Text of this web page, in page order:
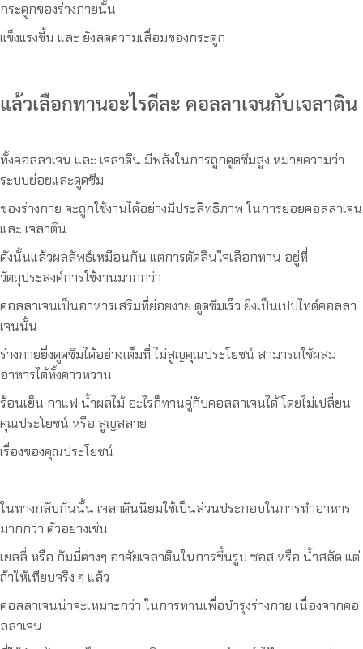
กระดูกของร่างกายนั้น
แข็งแรงขึ้น และ ยังลดความเสื่อมของกระดูก
แล้วเลือกทานอะไรดีละ คอลลาเจนกับเจลาติน
ทั้งคอลลาเจน และ เจลาติน มีพลังในการถูกดูดซึมสูง หมายความว่า
ระบบย่อยและดูดซึม
ของร่างกาย จะถูกใช้งานได้อย่างมีประสิทธิภาพ ในการย่อยคอลลาเจน
และ เจลาติน
ดังนั้นแล้วผลลัพธ์เหมือนกัน แต่การตัดสินใจเลือกทาน อยู่ที่
วัตถุประสงค์การใช้งานมากกว่า
คอลลาเจนเป็นอาหารเสริมที่ย่อยง่าย ดูดซึมเร็ว ยิ่งเป็นเปปไทด์คอลลา
เจนนั้น
ร่างกายยิ่งดูดซึมได้อย่างเต็มที่ ไม่สูญคุณประโยชน์ สามารถใช้ผสม
อาหารได้ทั้งคาวหวาน
ร้อนเย็น กาแฟ น้ำผลไม้ อะไรก็ทานคู่กับคอลลาเจนได้ โดยไม่เปลี่ยน
คุณประโยชน์ หรือ สูญสลาย
เรื่องของคุณประโยชน์
ในทางกลับกันนั้น เจลาตินนิยมใช้เป็นส่วนประกอบในการทำอาหาร
มากกว่า ตัวอย่างเช่น
เยลลี่ หรือ กัมมี่ต่างๆ อาศัยเจลาตินในการขึ้นรูป ซอส หรือ น้ำสลัด แต่
ถ้าให้เทียบจริง ๆ แล้ว
คอลลาเจนน่าจะเหมาะกว่า ในการทานเพื่อบำรุงร่างกาย เนื่องจากคอ
ลลาเจน